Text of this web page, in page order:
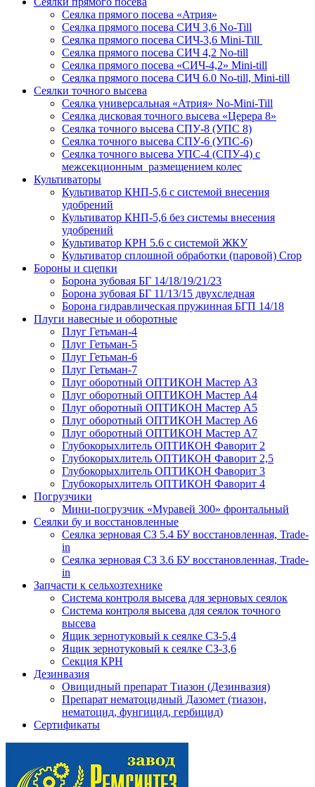
Сеялка прямого посева «Атрия»
Сеялка прямого посева СИЧ 3,6 No-Till
Сеялка прямого посева СИЧ-3,6 Mini-Till
Сеялка прямого посева СИЧ 4,2 No-till
Сеялка прямого посева «СИЧ-4,2» Mini-till
Сеялка прямого посева СИЧ 6.0 No-till, Mini-till
Сеялки точного высева
Сеялка универсальная «Атрия» No-Mini-Till
Сеялка дисковая точного высева «Церера 8»
Сеялка точного высева СПУ-8 (УПС 8)
Сеялка точного высева СПУ-6 (УПС-6)
Сеялка точного высева УПС-4 (СПУ-4) с
межсекционным размещением колес
Культиваторы
Культиватор КНП-5,6 с системой внесения
удобрений
Культиватор КНП-5,6 без системы внесения
удобрений
Культиватор КРН 5.6 с системой ЖКУ
Культиватор сплошной обработки (паровой) Crop
Бороны и сцепки
Борона зубовая БГ 14/18/19/21/23
Борона зубовая БГ 11/13/15 двухследная
Борона гидравлическая пружинная БГП 14/18
Плуги навесные и оборотные
Плуг Гетьман-4
Плуг Гетьман-5
Плуг Гетьман-6
Плуг Гетьман-7
Плуг оборотный ОПТИКОН Мастер А3
Плуг оборотный ОПТИКОН Мастер А4
Плуг оборотный ОПТИКОН Мастер А5
Плуг оборотный ОПТИКОН Мастер А6
Плуг оборотный ОПТИКОН Мастер А7
Глубокорыхлитель ОПТИКОН Фаворит 2
Глубокорыхлитель ОПТИКОН Фаворит 2,5
Глубокорыхлитель ОПТИКОН Фаворит 3
Глубокорыхлитель ОПТИКОН Фаворит 4
Погрузчики
Мини-погрузчик «Муравей 300» фронтальный
Сеялки бу и восстановленные
Сеялка зерновая СЗ 5.4 БУ восстановленная, Trade-
in
Сеялка зерновая СЗ 3.6 БУ восстановленная, Trade-
in
Запчасти к сельхозтехнике
Система контроля высева для зерновых сеялок
Система контроля высева для сеялок точного
высева
Ящик зернотуковый к сеялке СЗ-5,4
Ящик зернотуковый к сеялке СЗ-3,6
Секция КРН
Дезинвазия
Овицидный препарат Тиазон (Дезинвазия)
Препарат нематоцидный Дазомет (тиазон,
нематоцид, фунгицид, гербицид)
Сертификаты